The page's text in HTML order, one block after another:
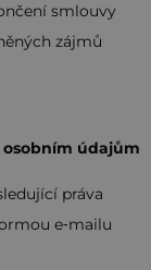
smlouvy
zájmů
údajům
práva
e‑mailu